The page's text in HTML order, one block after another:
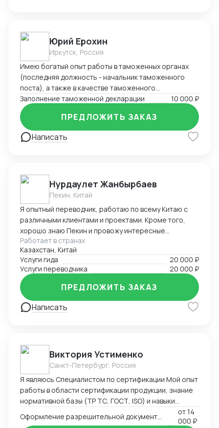
Юрий Ерохин
Иркутск, Россия
Имею богатый опыт работы в таможенных органах
(последняя должность - начальник таможенного
поста), а также в качестве таможенного
представителя. Два высших образования -
таможенное дело и юриспруденция.
Заполнение таможенной декларации 10 000 ₽
Написать
ПРЕДЛОЖИТЬ ЗАКАЗ
Нурдаулет Жанбырбаев
Пекин, Китай
Я опытный переводчик, работаю по всему Китаю с
различными клиентами и проектами. Кроме того,
хорошо знаю Пекин и провожу интересные
экскурсии как гид-энтузиаст. Ответственно подхожу
к работе, помогаю гостям чувствовать себя
уверенно и комфортно в любой ситуации.
Работает в странах
Казахстан, Китай
Услуги гида
20 000 ₽
Услуги переводчика
20 000 ₽
Написать
ПРЕДЛОЖИТЬ ЗАКАЗ
Виктория Устименко
Санкт-Петербург, Россия
Я являюсь Специалистом по сертификации Мой опыт
работы в области сертификации продукции, знание
нормативной базы (ТР ТС, ГОСТ, ISO) и навыки
позволяют мне эффективно решать задачи по
от14
000 ₽